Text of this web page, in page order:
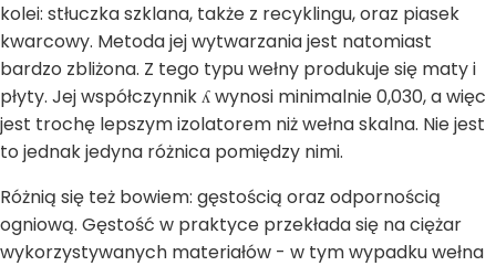
kolei: stłuczka szklana, także z recyklingu, oraz piasek
kwarcowy. Metoda jej wytwarzania jest natomiast
bardzo zbliżona. Z tego typu wełny produkuje się maty i
płyty. Jej współczynnik ʎ wynosi minimalnie 0,030, a więc
jest trochę lepszym izolatorem niż wełna skalna. Nie jest
to jednak jedyna różnica pomiędzy nimi.
Różnią się też bowiem: gęstością oraz odpornością
ogniową. Gęstość w praktyce przekłada się na ciężar
wykorzystywanych materiałów - w tym wypadku wełna